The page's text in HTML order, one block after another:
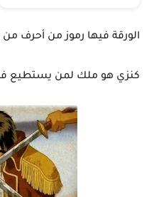
الورقة فيها رموز من أحرف
كنزي هو ملك لمن يستطيع